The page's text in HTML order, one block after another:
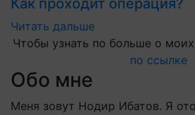
Как проходит операция?
Читать дальше
Чтобы узнать по больше о моих
по ссылке
Обо мне
Меня зовут Нодир Ибатов. Я